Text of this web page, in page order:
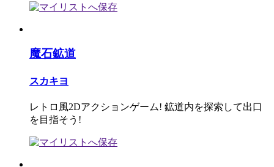
魔石鉱道
スカキヨ
レトロ風2Dアクションゲーム! 鉱道内を探索して出口
を目指そう!